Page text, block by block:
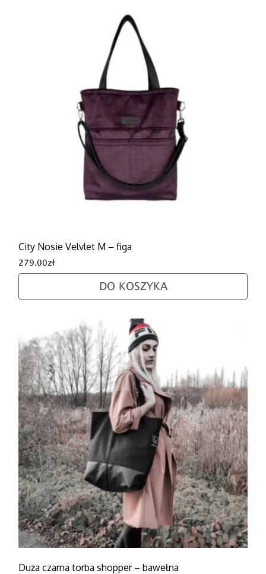
City Nosie Velvlet M – figa
279.00zł
DO KOSZYKA
Duża czarna torba shopper – bawełna
Ten produkt ma wiele wariantów. Opcje można